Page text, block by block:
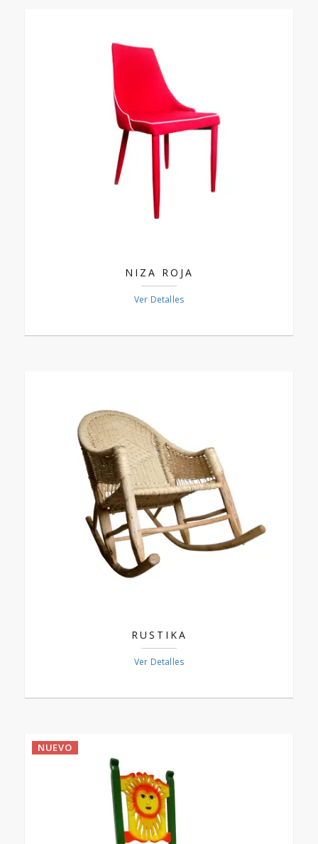
NIZA ROJA
Ver Detalles
RUSTIKA
Ver Detalles
NUEVO